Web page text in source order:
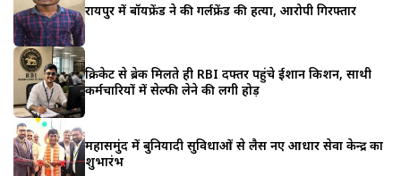
रायपुर में बॉयफ्रेंड ने की गर्लफ्रेंड की हत्या, आरोपी गिरफ्तार
क्रिकेट से ब्रेक मिलते ही RBI दफ्तर पहुंचे ईशान किशन, साथी
कर्मचारियों में सेल्फी लेने की लगी होड़
महासमुंद में बुनियादी सुविधाओं से लैस नए आधार सेवा केन्द्र का
शुभारंभ